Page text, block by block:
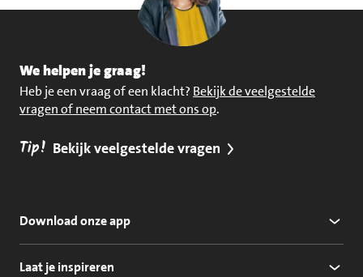
We helpen je graag!
Heb je een vraag of een klacht? Bekijk de veelgestelde
vragen of neem contact met ons op.
Tip! Bekijk veelgestelde vragen
Download onze app
Laat je inspireren